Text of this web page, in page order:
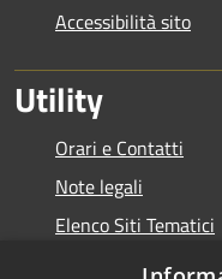
Accessibilità sito
Utility
Orari e Contatti
Note legali
Elenco Siti Tematici